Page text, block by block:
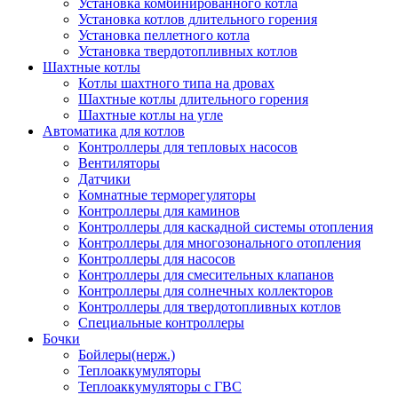
Установка комбинированного котла
Установка котлов длительного горения
Установка пеллетного котла
Установка твердотопливных котлов
Шахтные котлы
Котлы шахтного типа на дровах
Шахтные котлы длительного горения
Шахтные котлы на угле
Автоматика для котлов
Контроллеры для тепловых насосов
Вентиляторы
Датчики
Комнатные терморегуляторы
Контроллеры для каминов
Контроллеры для каскадной системы отопления
Контроллеры для многозонального отопления
Контроллеры для насосов
Контроллеры для смесительных клапанов
Контроллеры для солнечных коллекторов
Контроллеры для твердотопливных котлов
Специальные контроллеры
Бочки
Бойлеры(нерж.)
Теплоаккумуляторы
Теплоаккумуляторы с ГВС